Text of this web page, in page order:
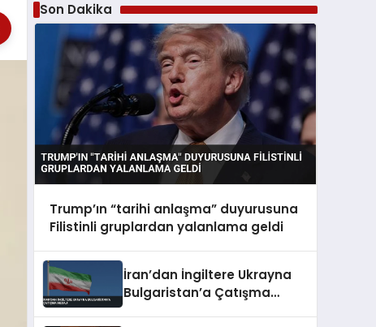
Son Dakika
Trump’ın “tarihi anlaşma” duyurusuna
Filistinli gruplardan yalanlama geldi
İran’dan İngiltere Ukrayna
Bulgaristan’a Çatışma